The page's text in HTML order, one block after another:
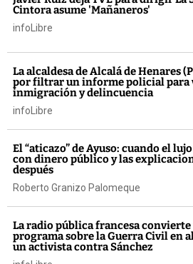
Cintora asume 'Mañaneros'
infoLibre
La alcaldesa de Alcalá de Henares
por filtrar un informe policial para
inmigración y delincuencia
infoLibre
El “aticazo” de Ayuso: cuando el
con dinero público y las
después
Roberto Granizo Palomeque
La radio pública francesa convierte
programa sobre la Guerra Civil en
un activista contra Sánchez